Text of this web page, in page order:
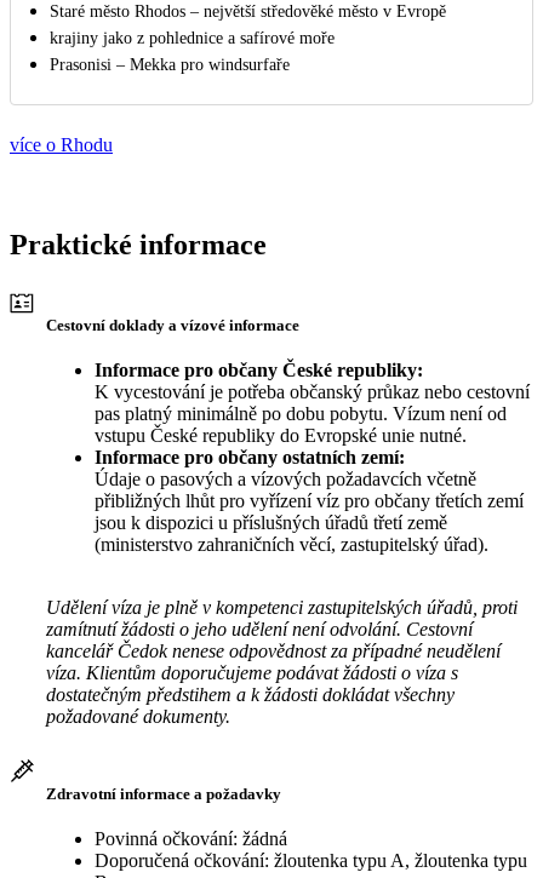
Staré město Rhodos – největší středověké město v Evropě
krajiny jako z pohlednice a safírové moře
Prasonisi – Mekka pro windsurfaře
více o Rhodu
Praktické informace
Cestovní doklady a vízové informace
Informace pro občany České republiky:
K vycestování je potřeba občanský průkaz nebo cestovní
pas platný minimálně po dobu pobytu. Vízum není od
vstupu České republiky do Evropské unie nutné.
Informace pro občany ostatních zemí:
Údaje o pasových a vízových požadavcích včetně
přibližných lhůt pro vyřízení víz pro občany třetích zemí
jsou k dispozici u příslušných úřadů třetí země
(ministerstvo zahraničních věcí, zastupitelský úřad).
Udělení víza je plně v kompetenci zastupitelských úřadů, proti
zamítnutí žádosti o jeho udělení není odvolání. Cestovní
kancelář Čedok nenese odpovědnost za případné neudělení
víza. Klientům doporučujeme podávat žádosti o víza s
dostatečným předstihem a k žádosti dokládat všechny
požadované dokumenty.
Zdravotní informace a požadavky
Povinná očkování: žádná
Doporučená očkování: žloutenka typu A, žloutenka typu